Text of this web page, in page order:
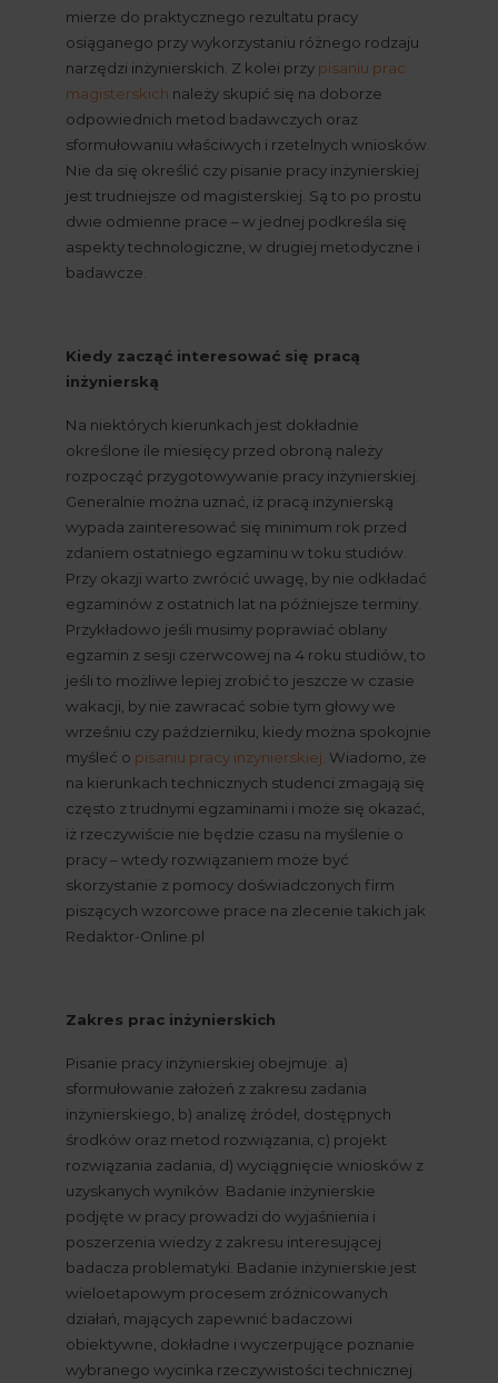
mierze do praktycznego rezultatu pracy
osiąganego przy wykorzystaniu różnego rodzaju
narzędzi inżynierskich. Z kolei przy pisaniu prac
magisterskich należy skupić się na doborze
odpowiednich metod badawczych oraz
sformułowaniu właściwych i rzetelnych wniosków.
Nie da się określić czy pisanie pracy inżynierskiej
jest trudniejsze od magisterskiej. Są to po prostu
dwie odmienne prace – w jednej podkreśla się
aspekty technologiczne, w drugiej metodyczne i
badawcze.
Kiedy zacząć interesować się pracą
inżynierską
Na niektórych kierunkach jest dokładnie
określone ile miesięcy przed obroną należy
rozpocząć przygotowywanie pracy inżynierskiej.
Generalnie można uznać, iż pracą inżynierską
wypada zainteresować się minimum rok przed
zdaniem ostatniego egzaminu w toku studiów.
Przy okazji warto zwrócić uwagę, by nie odkładać
egzaminów z ostatnich lat na późniejsze terminy.
Przykładowo jeśli musimy poprawiać oblany
egzamin z sesji czerwcowej na 4 roku studiów, to
jeśli to możliwe lepiej zrobić to jeszcze w czasie
wakacji, by nie zawracać sobie tym głowy we
wrześniu czy październiku, kiedy można spokojnie
myśleć o pisaniu pracy inżynierskiej . Wiadomo, że
na kierunkach technicznych studenci zmagają się
często z trudnymi egzaminami i może się okazać,
iż rzeczywiście nie będzie czasu na myślenie o
pracy – wtedy rozwiązaniem może być
skorzystanie z pomocy doświadczonych firm
piszących wzorcowe prace na zlecenie takich jak
Redaktor-Online.pl
Zakres prac inżynierskich
Pisanie pracy inżynierskiej obejmuje: a)
sformułowanie założeń z zakresu zadania
inżynierskiego, b) analizę źródeł, dostępnych
środków oraz metod rozwiązania, c) projekt
rozwiązania zadania, d) wyciągnięcie wniosków z
uzyskanych wyników. Badanie inżynierskie
podjęte w pracy prowadzi do wyjaśnienia i
poszerzenia wiedzy z zakresu interesującej
badacza problematyki. Badanie inżynierskie jest
wieloetapowym procesem zróżnicowanych
działań, mających zapewnić badaczowi
obiektywne, dokładne i wyczerpujące poznanie
wybranego wycinka rzeczywistości technicznej.